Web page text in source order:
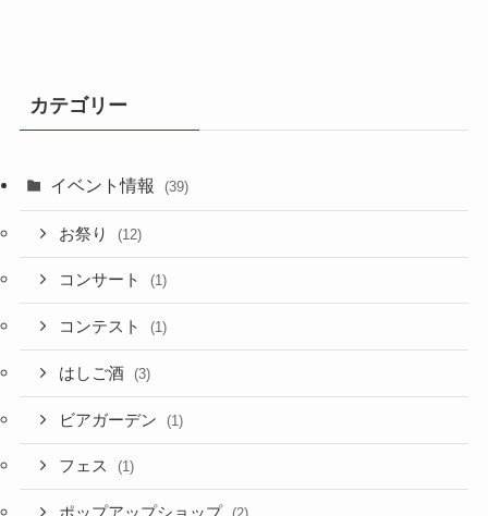
カテゴリー
イベント情報 (39)
お祭り (12)
コンサート (1)
コンテスト (1)
はしご酒 (3)
ビアガーデン (1)
フェス (1)